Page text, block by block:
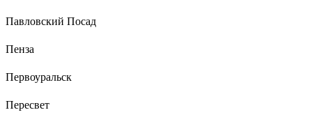
Павловский Посад
Пенза
Первоуральск
Пересвет